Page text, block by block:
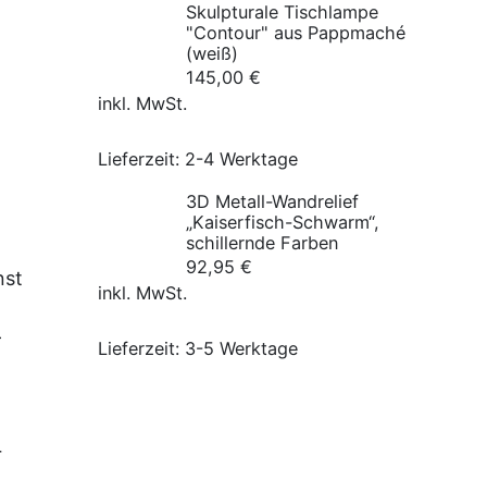
Skulpturale Tischlampe
"Contour" aus Pappmaché
(weiß)
145,00€
inkl. MwSt.
Lieferzeit: 2-4 Werktage
3D Metall-Wandrelief
„Kaiserfisch-Schwarm“,
schillernde Farben
92,95€
inkl. MwSt.
Lieferzeit: 3-5 Werktage